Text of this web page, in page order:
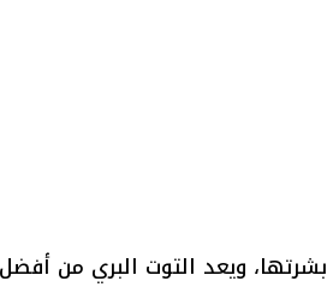
ويعد التوت البري من